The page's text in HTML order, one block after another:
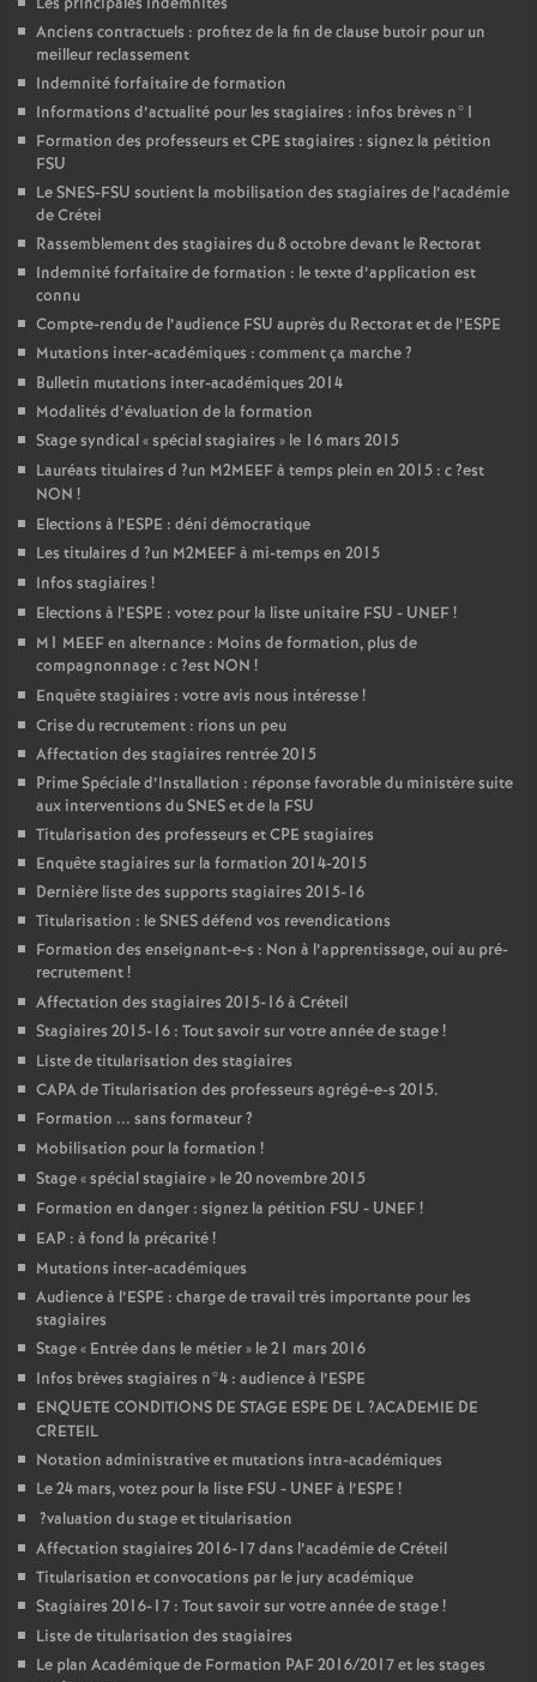
Anciens contractuels : profitez de la fin de clause butoir pour un
meilleur reclassement
Indemnité forfaitaire de formation
Informations d’actualité pour les stagiaires : infos brèves n°1
Formation des professeurs etCPE stagiaires : signez la pétition
FSU
LeSNES-FSU soutient la mobilisation des stagiaires de l’académie
de Crétei
Rassemblement des stagiaires du 8 octobre devant le Rectorat
Indemnité forfaitaire de formation : le texte d’application est
connu
Compte-rendu de l’audience FSU auprès du Rectorat et de l’ESPE
Mutations inter-académiques : comment ça marche?
Bulletin mutations inter-académiques 2014
Modalités d’évaluation de la formation
Stage syndical «spécial stagiaires » le 16 mars 2015
Lauréats titulaires d ?un M2MEEFà temps plein en 2015 : c?est
NON !
Elections à l’ESPE : déni démocratique
Les titulaires d ?un M2MEEFà mi-temps en 2015
Infos stagiaires !
Elections à l’ESPE : votez pour la liste unitaire FSU - UNEF!
M1 MEEFen alternance : Moins de formation, plus de
compagnonnage : c?est NON !
Enquête stagiaires : votre avis nous intéresse!
Crise du recrutement : rions un peu
Affectation des stagiaires rentrée 2015
Prime Spéciale d’Installation : réponse favorable du ministère suite
aux interventions duSNESet de la FSU
Titularisation des professeurs etCPE stagiaires
Enquête stagiaires sur la formation 2014-2015
Dernière liste des supports stagiaires 2015-16
Titularisation : leSNESdéfend vos revendications
Formation des enseignant-e-s : Non à l’apprentissage, oui au pré-
recrutement!
Affectation des stagiaires 2015-16 à Créteil
Stagiaires 2015-16 : Tout savoir sur votre année de stage!
Liste de titularisation des stagiaires
CAPAde Titularisation des professeurs agrégé-e-s 2015.
Formation ... sans formateur?
Mobilisation pour la formation !
Stage «spécial stagiaire» le 20 novembre 2015
Formation en danger : signez la pétition FSU - UNEF!
EAP : à fond la précarité!
Mutations inter-académiques
Audience à l’ESPE : charge de travail très importante pour les
stagiaires
Stage « Entrée dans le métier» le 21 mars 2016
Infos brèves stagiaires n°4 : audience à l’ESPE
ENQUETE CONDITIONS DE STAGE ESPE DE L?ACADEMIE DE
CRETEIL
Notation administrative et mutations intra-académiques
Le 24 mars, votez pour la liste FSU - UNEFà l’ESPE !
?valuation du stage et titularisation
Affectation stagiaires 2016-17 dans l’académie de Créteil
Titularisation et convocations par le jury académique
Stagiaires 2016-17 : Tout savoir sur votre année de stage!
Liste de titularisation des stagiaires
Le plan Académique de Formation PAF2016/2017 et les stages